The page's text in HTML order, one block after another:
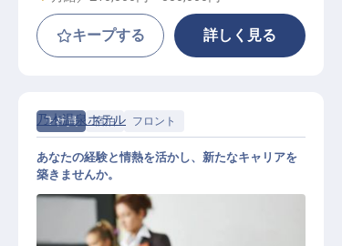
キープする 詳しく見る
正社員 宿泊 フロント
乃木温泉ホテル
あなたの経験と情熱を活かし、新たなキャリアを
築きませんか。